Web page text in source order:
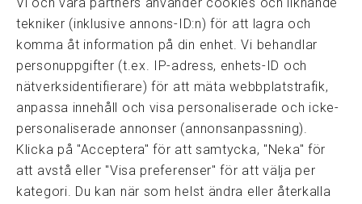
tekniker (inklusive annons-ID:n) för att lagra och
komma åt information på din enhet. Vi behandlar
personuppgifter (t.ex. IP-adress, enhets-ID och
nätverksidentifierare) för att mäta webbplatstrafik,
anpassa innehåll och visa personaliserade och icke-
personaliserade annonser (annonsanpassning).
Klicka på "Acceptera" för att samtycka, "Neka" för
att avstå eller "Visa preferenser" för att välja per
kategori. Du kan när som helst ändra eller återkalla
Snabblänkar
Prisexempel
Medarbetare
Policies & integritet
Information om Cookie-hantering och Google Analytics
Integritetspolicy
Dataskyddsförordningen